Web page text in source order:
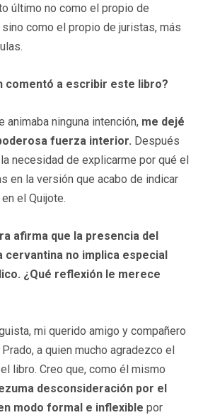
último no como el propio de
como el propio de juristas, más
comentó a escribir este libro?
animaba ninguna intención, me dejé
fuerza interior. Después
necesidad de explicarme por qué el
en la versión que acabo de indicar
el Quijote.
afirma que la presencia del
cervantina no implica especial
¿Qué reflexión le merece
mi querido amigo y compañero
a quien mucho agradezco el
libro. Creo que, como él mismo
desconsideración por el
modo formal e inflexible por